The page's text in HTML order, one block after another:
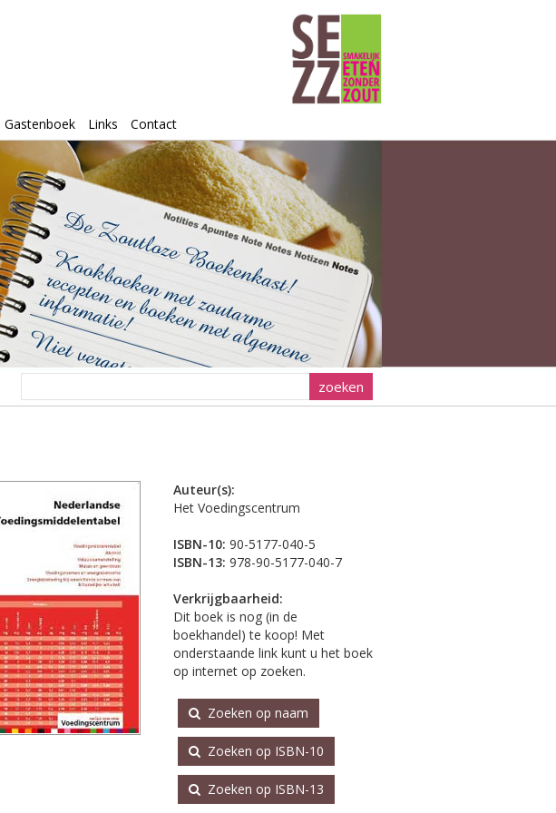
Gastenboek Links Contact
Auteur(s):
Het Voedingscentrum
ISBN-10: 90-5177-040-5
ISBN-13: 978-90-5177-040-7
Verkrijgbaarheid:
Dit boek is nog (in de
boekhandel) te koop! Met
onderstaande link kunt u het boek
op internet op zoeken.
Zoeken op naam
Zoeken op ISBN-10
Zoeken op ISBN-13